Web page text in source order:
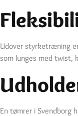
Udover styrketræning
som lunges med twist,
En tømrer i Svendborg